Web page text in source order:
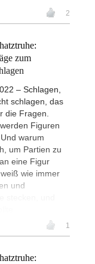
2
zum
– Schlagen,
schlagen, das
die Fragen.
Figuren
warum
um Partien zu
eine Figur
wie immer
und
1